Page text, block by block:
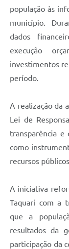
população às
município.
dados
execução
investimentos
período.
A realização da
Lei de
transparência e
como
recursos públicos.
A iniciativa
Taquari com a
que a
resultados da
participação da